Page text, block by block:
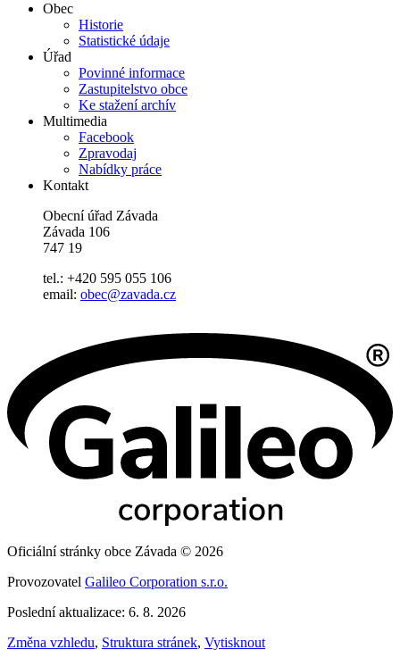
Obec
Historie
Statistické údaje
Úřad
Povinné informace
Zastupitelstvo obce
Ke stažení archív
Multimedia
Facebook
Zpravodaj
Nabídky práce
Kontakt
Obecní úřad Závada
Závada 106
747 19
tel.: +420 595 055 106
email: obec@zavada.cz
Oficiální stránky obce Závada © 2026
Provozovatel Galileo Corporation s.r.o.
Poslední aktualizace: 6. 8. 2026
Změna vzhledu, Struktura stránek, Vytisknout